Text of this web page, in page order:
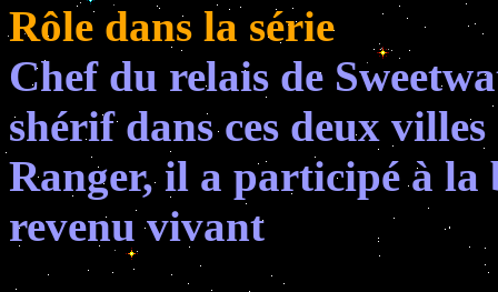
Rôle dans la série
Chef du relais de
shérif dans ces deux
Ranger, il a participé à la
revenu vivant